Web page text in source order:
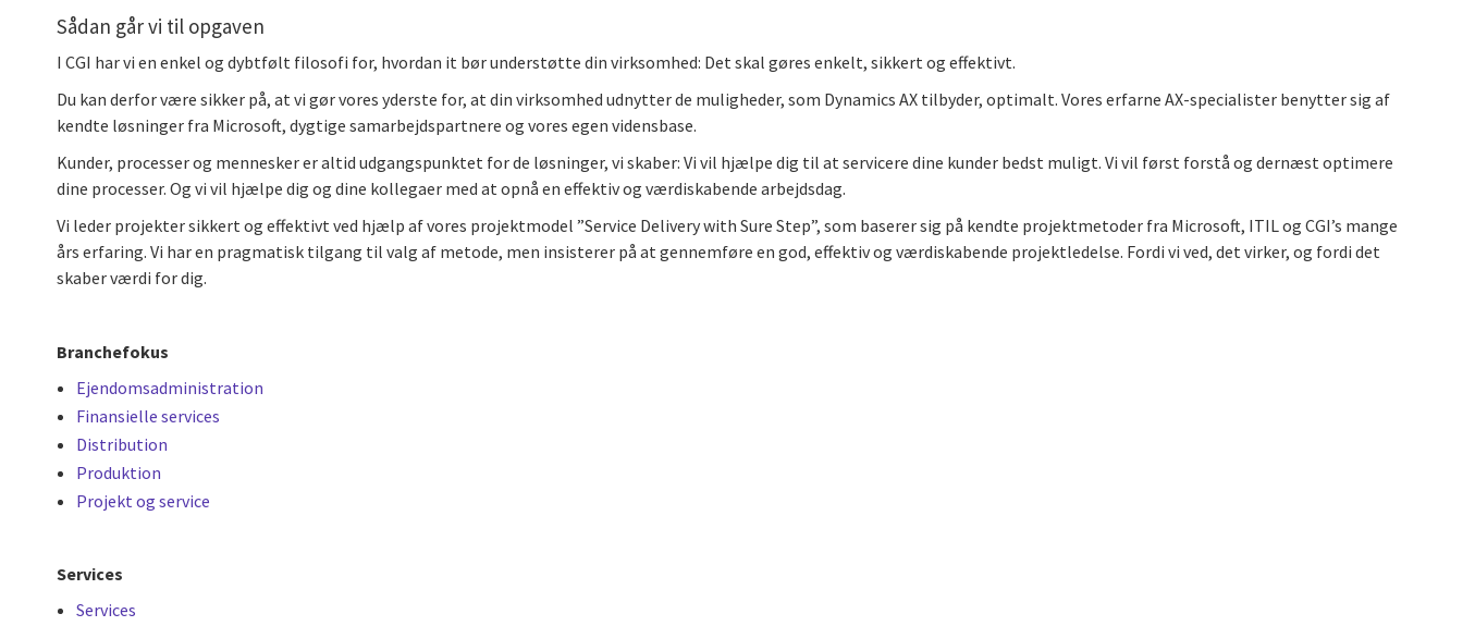
Sådan går vi til opgaven
I CGI har vi en enkel og dybtfølt filosofi for, hvordan it bør understøtte din virksomhed: Det skal gøres enkelt, sikkert og effektivt.
Du kan derfor være sikker på, at vi gør vores yderste for, at din virksomhed udnytter de muligheder, som Dynamics AX tilbyder, optimalt. Vores erfarne AX-specialister benytter sig af
kendte løsninger fra Microsoft, dygtige samarbejdspartnere og vores egen vidensbase.
Kunder, processer og mennesker er altid udgangspunktet for de løsninger, vi skaber: Vi vil hjælpe dig til at servicere dine kunder bedst muligt. Vi vil først forstå og dernæst optimere
dine processer. Og vi vil hjælpe dig og dine kollegaer med at opnå en effektiv og værdiskabende arbejdsdag.
Vi leder projekter sikkert og effektivt ved hjælp af vores projektmodel ”Service Delivery with Sure Step”, som baserer sig på kendte projektmetoder fra Microsoft, ITIL og CGI’s mange
års erfaring. Vi har en pragmatisk tilgang til valg af metode, men insisterer på at gennemføre en god, effektiv og værdiskabende projektledelse. Fordi vi ved, det virker, og fordi det
skaber værdi for dig.
Branchefokus
Ejendomsadministration
Finansielle services
Distribution
Produktion
Projekt og service
Services
Services